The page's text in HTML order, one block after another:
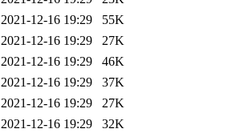
2021-12-16 19:29
55K
2021-12-16 19:29
27K
2021-12-16 19:29
46K
2021-12-16 19:29
37K
2021-12-16 19:29
27K
2021-12-16 19:29
32K